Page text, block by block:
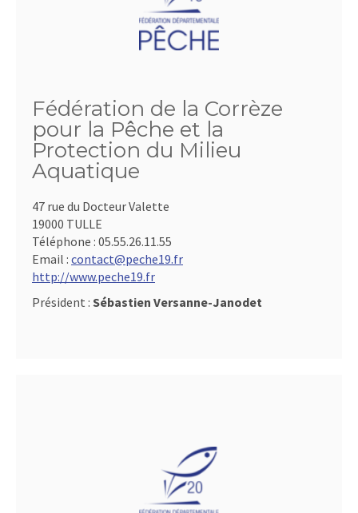
Fédération de la Corrèze
pour la Pêche et la
Protection du Milieu
Aquatique
47 rue du Docteur Valette
19000 TULLE
Téléphone : 05.55.26.11.55
Email : contact@peche19.fr
http://www.peche19.fr
Président : Sébastien Versanne-Janodet